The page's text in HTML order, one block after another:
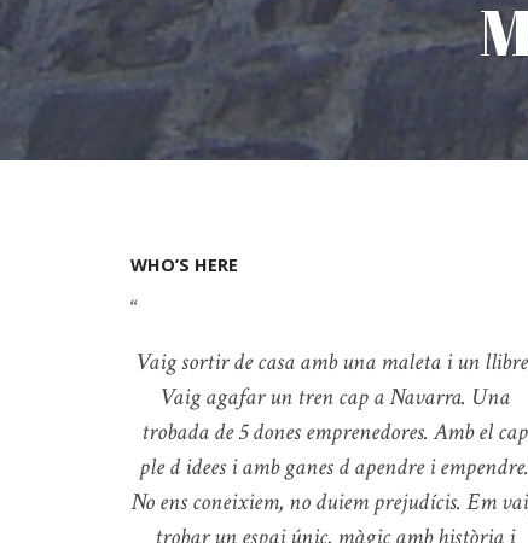
WHO’S HERE
Vaig sortir de casa amb una maleta i un
Vaig agafar un tren cap a Navarra. Una
trobada de 5 dones emprenedores. Amb el cap
ple d idees i amb ganes d apendre i empendre.
No ens coneixiem, no duiem prejudícis. Em
trobar un espai únic, màgic amb història i